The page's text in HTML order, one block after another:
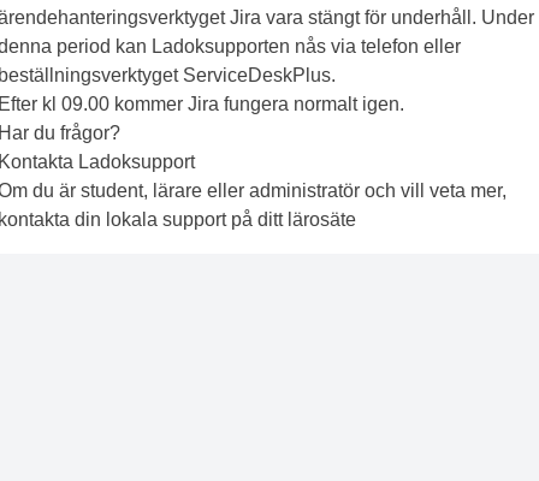
Jira vara stängt för underhåll. Under
period kan Ladoksupporten nås via telefon eller
ServiceDeskPlus.
kl 09.00 kommer Jira fungera normalt igen.
du frågor?
Ladoksupport
du är student, lärare eller administratör och vill veta mer,
din lokala support på ditt lärosäte